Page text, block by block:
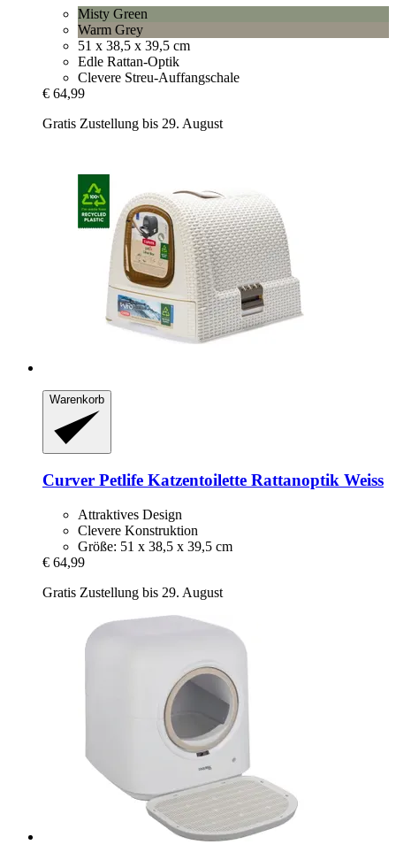
Misty Green
Warm Grey
51 x 38,5 x 39,5 cm
Edle Rattan-Optik
Clevere Streu-Auffangschale
€ 64,99
Gratis Zustellung bis 29. August
Warenkorb
Curver Petlife Katzentoilette Rattanoptik Weiss
Attraktives Design
Clevere Konstruktion
Größe: 51 x 38,5 x 39,5 cm
€ 64,99
Gratis Zustellung bis 29. August